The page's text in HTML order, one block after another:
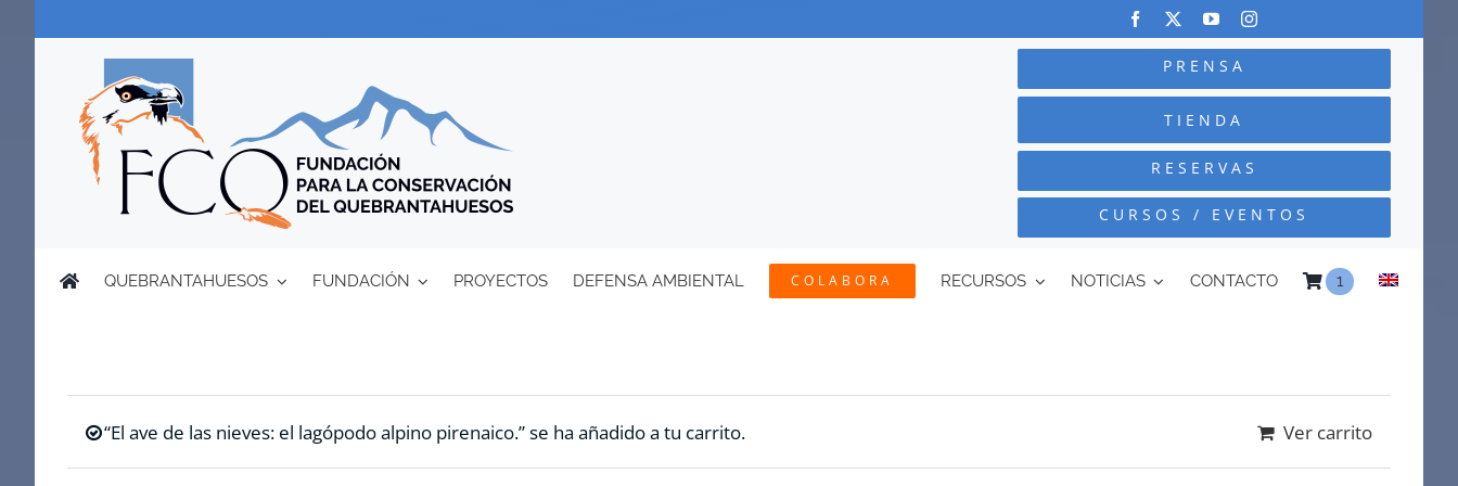
PRENSA
TIENDA
RESERVAS
CURSOS / EVENTOS
QUEBRANTAHUESOS FUNDACIÓN PROYECTOS DEFENSA AMBIENTAL COLABORA RECURSOS NOTICIAS CONTACTO 1
“El ave de las nieves: el lagópodo alpino pirenaico.” se ha añadido a tu carrito. Ver carrito